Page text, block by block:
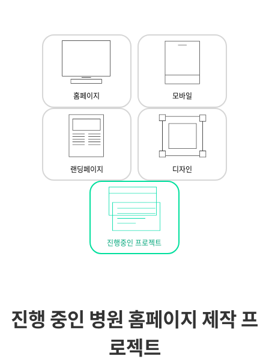
홈페이지 모바일
랜딩페이지 디자인
진행중인 프로젝트
진행 중인 병원 홈페이지 제작 프
로젝트